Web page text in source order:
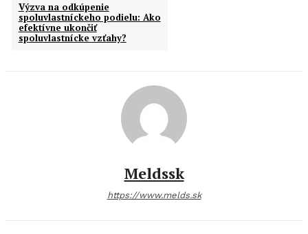
Výzva na odkúpenie
spoluvlastníckeho podielu: Ako
efektívne ukončiť
spoluvlastnícke vzťahy?
Meldssk
https://www.melds.sk